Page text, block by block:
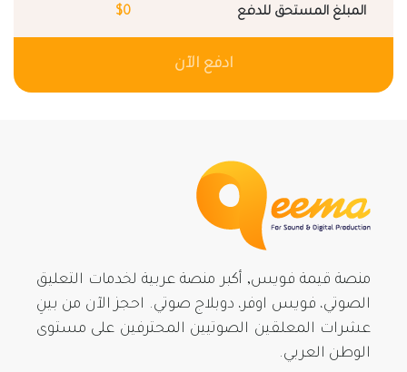
المبلغ المستحق للدفع $0
ادفع الآن
منصة قيمة فويس, أكبر منصة عربية لخدمات التعليق
الصوتي، فويس اوفر، دوبلاج صوتي. احجز الآن من بينِ
عشرات المعلقين الصوتيين المحترفين على مستوى
الوطن العربي.